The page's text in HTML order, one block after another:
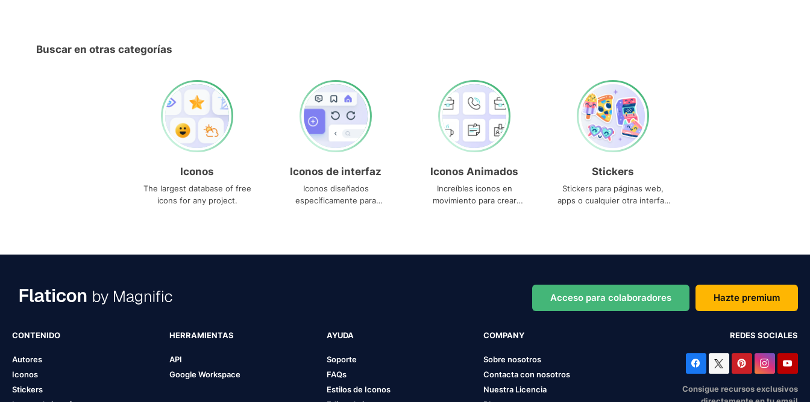
Buscar en otras categorías
Iconos
The largest database of free
icons for any project.
Iconos de interfaz
Iconos diseñados
específicamente para
Iconos Animados
Increíbles iconos en
movimiento para crear
Stickers
Stickers para páginas web,
apps o cualquier otra interfaz
Acceso para colaboradores Hazte premium
CONTENIDO
Autores
Iconos
Stickers
HERRAMIENTAS
API
Google Workspace
AYUDA
Soporte
FAQs
Estilos de Iconos
COMPANY
Sobre nosotros
Contacta con nosotros
Nuestra Licencia
REDES SOCIALES
Consigue recursos exclusivos